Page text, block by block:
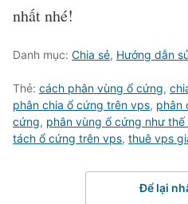
nhất nhé!
Danh mục: Chia sẻ, Hướng dẫn
Thẻ: cách phân vùng ổ cứng,
phân chia ổ cứng trên vps, phân
cứng, phân vùng ổ cứng như thế
tách ổ cứng trên vps, thuê vps
Để lại